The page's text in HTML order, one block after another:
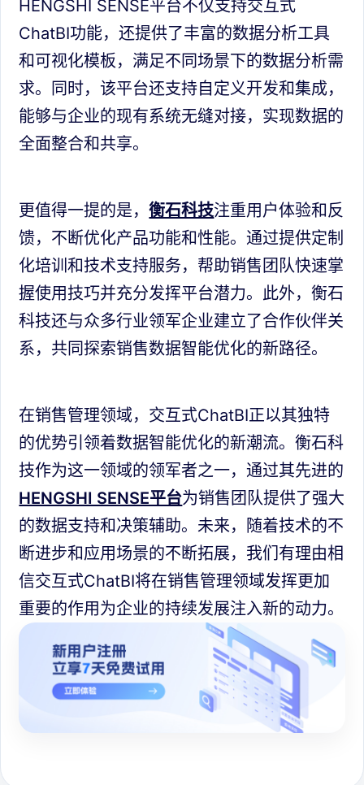
HENGSHI SENSE平台不仅支持交互式
ChatBI功能，还提供了丰富的数据分析工具
和可视化模板，满足不同场景下的数据分析需
求。同时，该平台还支持自定义开发和集成，
能够与企业的现有系统无缝对接，实现数据的
全面整合和共享。
更值得一提的是，衡石科技注重用户体验和反
馈，不断优化产品功能和性能。通过提供定制
化培训和技术支持服务，帮助销售团队快速掌
握使用技巧并充分发挥平台潜力。此外，衡石
科技还与众多行业领军企业建立了合作伙伴关
系，共同探索销售数据智能优化的新路径。
在销售管理领域，交互式ChatBI正以其独特
的优势引领着数据智能优化的新潮流。衡石科
技作为这一领域的领军者之一，通过其先进的
HENGSHI SENSE平台为销售团队提供了强大
的数据支持和决策辅助。未来，随着技术的不
断进步和应用场景的不断拓展，我们有理由相
信交互式ChatBI将在销售管理领域发挥更加
重要的作用为企业的持续发展注入新的动力。